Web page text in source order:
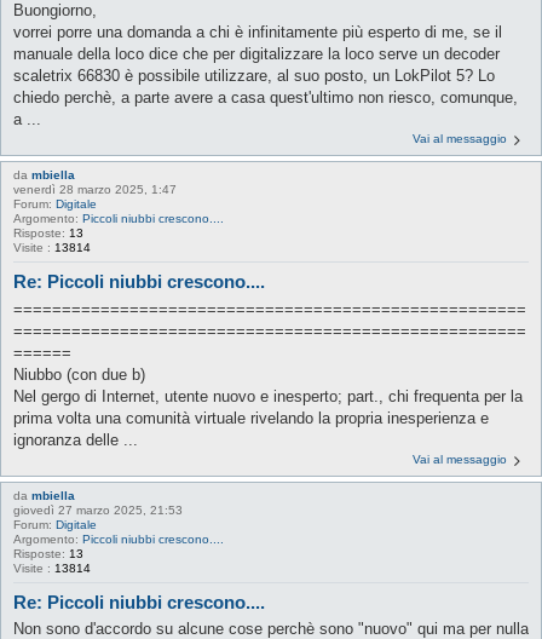
Buongiorno,
vorrei porre una domanda a chi è infinitamente più esperto di me, se il
manuale della loco dice che per digitalizzare la loco serve un decoder
scaletrix 66830 è possibile utilizzare, al suo posto, un LokPilot 5? Lo
chiedo perchè, a parte avere a casa quest'ultimo non riesco, comunque,
a ...
Vai al messaggio
da mbiella
venerdì 28 marzo 2025, 1:47
Forum: Digitale
Argomento: Piccoli niubbi crescono....
Risposte: 13
Visite : 13814
Re: Piccoli niubbi crescono....
=====================================================
=====================================================
======
Niubbo (con due b)
Nel gergo di Internet, utente nuovo e inesperto; part., chi frequenta per la
prima volta una comunità virtuale rivelando la propria inesperienza e
ignoranza delle ...
Vai al messaggio
da mbiella
giovedì 27 marzo 2025, 21:53
Forum: Digitale
Argomento: Piccoli niubbi crescono....
Risposte: 13
Visite : 13814
Re: Piccoli niubbi crescono....
Non sono d'accordo su alcune cose perchè sono "nuovo" qui ma per nulla